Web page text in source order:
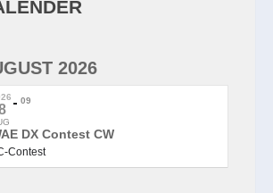
2026
09
DX Contest CW
Contest